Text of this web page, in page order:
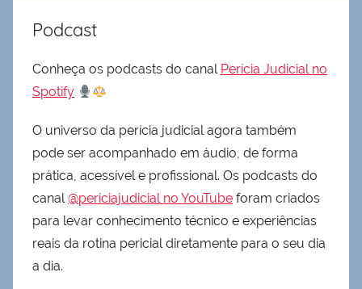
Podcast
Conheça os podcasts do canal Perícia Judicial no
Spotify
O universo da perícia judicial agora também
pode ser acompanhado em áudio, de forma
prática, acessível e profissional. Os podcasts do
canal@periciajudicial no YouTube foram criados
para levar conhecimento técnico e experiências
reais da rotina pericial diretamente para o seu dia
a dia.